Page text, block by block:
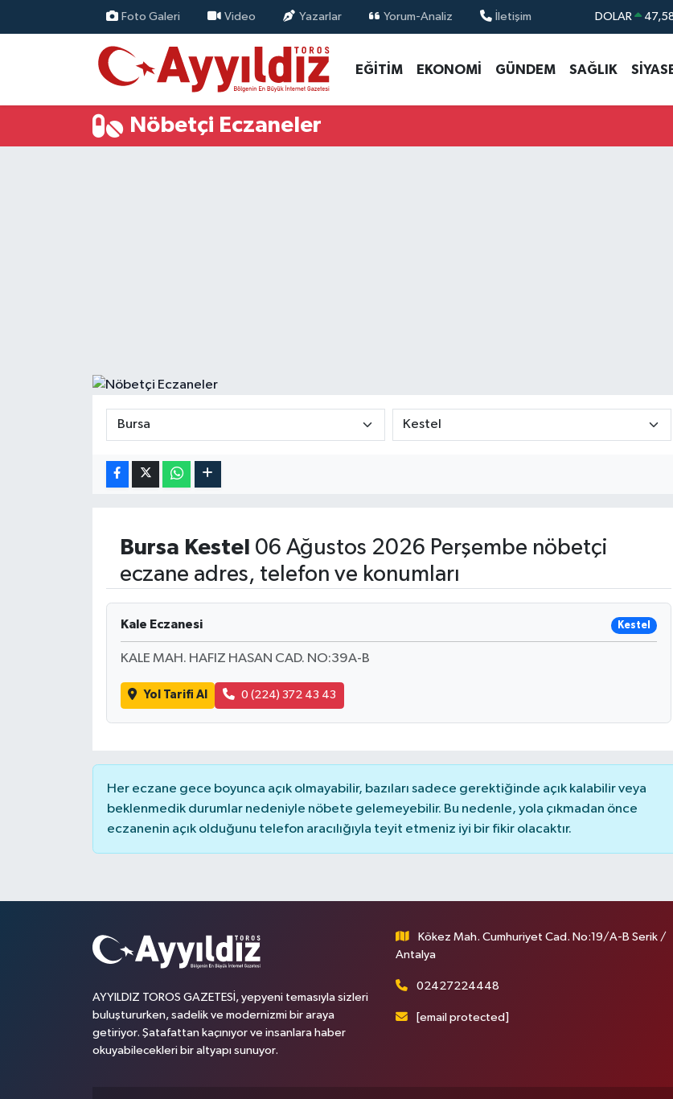
Foto Galeri Video Yazarlar Yorum-Analiz İletişim DOLAR
STERLİN
GRAM ALTIN
EĞİTİM EKONOMİ GÜNDEM SAĞLIK
Nöbetçi Eczaneler
Bursa Kestel 06 Ağustos 2026 Perşembe nöbetçi
eczane adres, telefon ve konumları
Kale Eczanesi Kestel
KALE MAH. HAFIZ HASAN CAD. NO:39A-B
Yol Tarifi Al 0 (224) 372 43 43
Her eczane gece boyunca açık olmayabilir, bazıları sadece gerektiğinde açık kalabilir veya
beklenmedik durumlar nedeniyle nöbete gelemeyebilir. Bu nedenle, yola çıkmadan önce
eczanenin açık olduğunu telefon aracılığıyla teyit etmeniz iyi bir fikir olacaktır.
AYYILDIZ TOROS GAZETESİ, yepyeni temasıyla sizleri
buluştururken, sadelik ve modernizmi bir araya
getiriyor. Şatafattan kaçınıyor ve insanlara haber
okuyabilecekleri bir altyapı sunuyor.
Kökez Mah. Cumhuriyet Cad. No:19/A-B Serik /
Antalya
02427224448
[email protected]